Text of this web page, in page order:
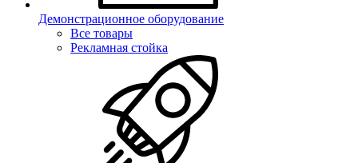
Демонстрационное оборудование
Все товары
Рекламная стойка